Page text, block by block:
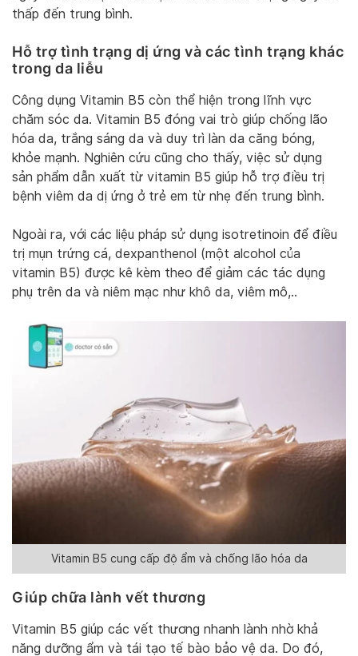
thấp đến trung bình.
Hỗ trợ tình trạng dị ứng và các tình trạng khác
trong da liễu
Công dụng Vitamin B5 còn thể hiện trong lĩnh vực
chăm sóc da. Vitamin B5 đóng vai trò giúp chống lão
hóa da, trắng sáng da và duy trì làn da căng bóng,
khỏe mạnh. Nghiên cứu cũng cho thấy, việc sử dụng
sản phẩm dẫn xuất từ vitamin B5 giúp hỗ trợ điều trị
bệnh viêm da dị ứng ở trẻ em từ nhẹ đến trung bình.
Ngoài ra, với các liệu pháp sử dụng isotretinoin để điều
trị mụn trứng cá, dexpanthenol (một alcohol của
vitamin B5) được kê kèm theo để giảm các tác dụng
phụ trên da và niêm mạc như khô da, viêm mô,..
Vitamin B5 cung cấp độ ẩm và chống lão hóa da
Giúp chữa lành vết thương
Vitamin B5 giúp các vết thương nhanh lành nhờ khả
năng dưỡng ẩm và tái tạo tế bào bảo vệ da. Do đó,